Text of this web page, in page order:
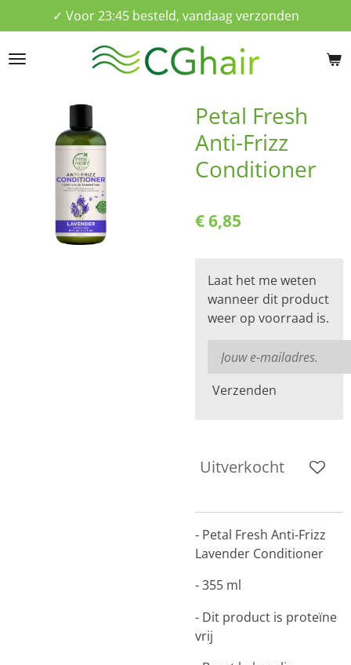
direct
naar
✓ Voor 23:45 besteld, vandaag verzonden
Petal Fresh
Anti-Frizz
Conditioner
€ 6,85
Laat het me weten
wanneer dit product
weer op voorraad is.
Verzenden
Uitverkocht
- Petal Fresh Anti-Frizz
Lavender Conditioner
- 355 ml
- Dit product is proteïne
vrij